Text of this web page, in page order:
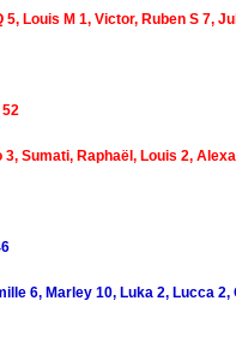
5, Louis M 1, Victor, Ruben S 7,
52
Sumati, Raphaël, Louis 2,
6, Marley 10, Luka 2, Lucca